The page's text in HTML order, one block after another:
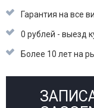
Гарантия на все
0 рублей - выезд
Более 10 лет на